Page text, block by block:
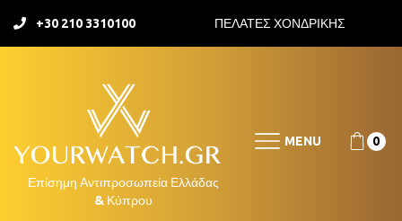
+30 210 3310100 ΠΕΛΑΤΕΣ ΧΟΝΔΡΙΚΗΣ
MENU 0